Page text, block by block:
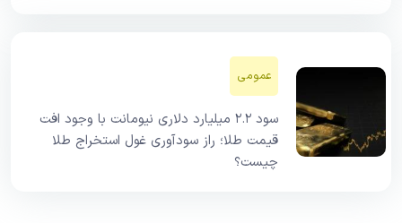
عمومی
سود ۲.۲ میلیارد دلاری نیومانت با وجود افت
قیمت طلا؛ راز سودآوری غول استخراج طلا
چیست؟